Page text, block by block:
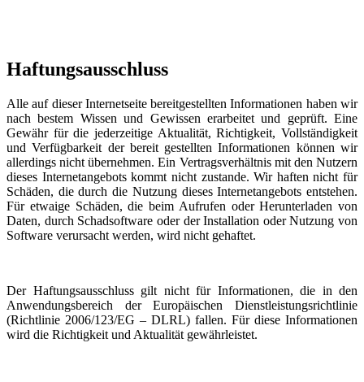
Haftungsausschluss
Alle auf dieser Internetseite bereitgestellten Informationen haben wir
nach bestem Wissen und Gewissen erarbeitet und geprüft. Eine
Gewähr für die jederzeitige Aktualität, Richtigkeit, Vollständigkeit
und Verfügbarkeit der bereit gestellten Informationen können wir
allerdings nicht übernehmen. Ein Vertragsverhältnis mit den Nutzern
dieses Internetangebots kommt nicht zustande. Wir haften nicht für
Schäden, die durch die Nutzung dieses Internetangebots entstehen.
Für etwaige Schäden, die beim Aufrufen oder Herunterladen von
Daten, durch Schadsoftware oder der Installation oder Nutzung von
Software verursacht werden, wird nicht gehaftet.
Der Haftungsausschluss gilt nicht für Informationen, die in den
Anwendungsbereich der Europäischen Dienstleistungsrichtlinie
(Richtlinie 2006/123/EG – DLRL) fallen. Für diese Informationen
wird die Richtigkeit und Aktualität gewährleistet.